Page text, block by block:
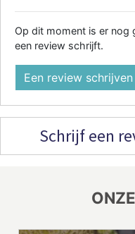
Op dit moment is er nog
een review schrijft.
Een review schrijven
Schrijf een
ONZE